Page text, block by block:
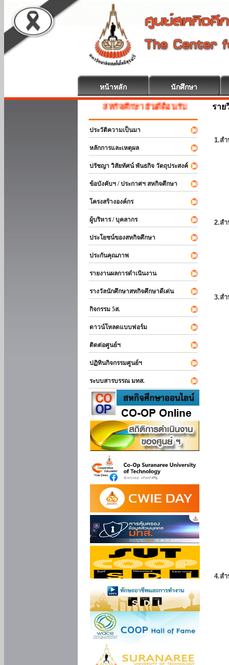
หน้าหลัก นักศึกษา
สหกิจศึกษา ยินดีต้อนรับ
ประวัติความเป็นมา
หลักการและเหตุผล
ปรัชญา วิสัยทัศน์ พันธกิจ วัตถุประสงค์
ข้อบังคับฯ / ประกาศฯ สหกิจศึกษา
โครงสร้างองค์กร
ผู้บริหาร / บุคลากร
ประโยชน์ของสหกิจศึกษา
ประกันคุณภาพ
รายงานผลการดำเนินงาน
รางวัลนักศึกษาสหกิจศึกษาดีเด่น
กิจกรรม 5ส.
ดาวน์โหลดแบบฟอร์ม
ติดต่อศูนย์ฯ
ปฏิทินกิจกรรมศูนย์ฯ
ระบบสารบรรณ มทส.
ราย
1.ส
2.ส
3.ส
4.ส